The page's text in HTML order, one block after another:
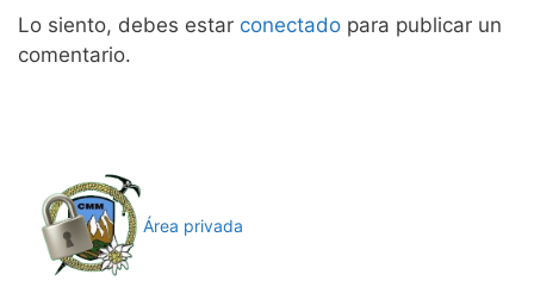
Lo siento, debes estar conectado para publicar un
comentario.
Área privada